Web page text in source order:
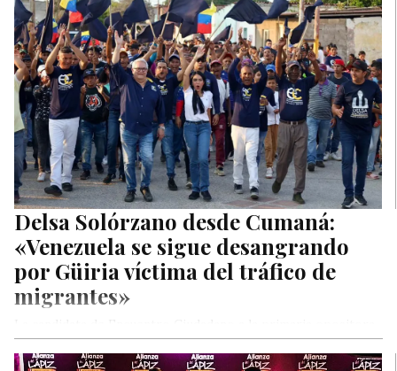
Delsa Solórzano desde Cumaná:
«Venezuela se sigue desangrando
por Güiria víctima del tráfico de
migrantes»
Delsa Solórzano, lamentó que a través del estado Sucre se
siga…